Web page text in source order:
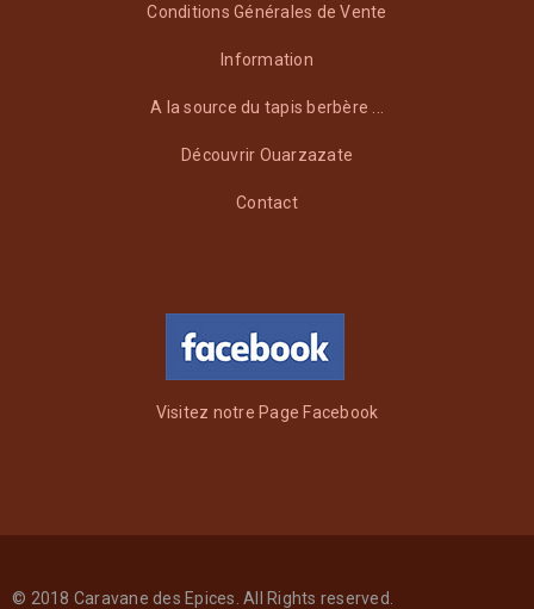
Conditions Générales de Vente
Information
A la source du tapis berbère ...
Découvrir Ouarzazate
Contact
Visitez notre Page Facebook
© 2018 Caravane des Epices. All Rights reserved.